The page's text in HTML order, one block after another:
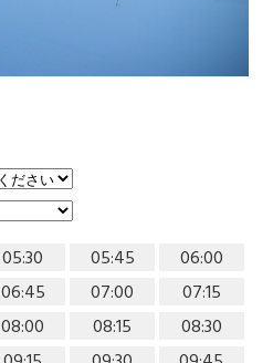
05:30 05:45
06:00
06:45 07:00
07:15
08:00 08:15
08:30